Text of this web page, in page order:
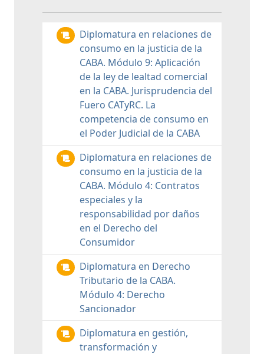
Diplomatura en relaciones de
consumo en la justicia de la
CABA. Módulo 9: Aplicación
de la ley de lealtad comercial
en la CABA. Jurisprudencia del
Fuero CATyRC. La
competencia de consumo en
el Poder Judicial de la CABA
Diplomatura en relaciones de
consumo en la justicia de la
CABA. Módulo 4: Contratos
especiales y la
responsabilidad por daños
en el Derecho del
Consumidor
Diplomatura en Derecho
Tributario de la CABA.
Módulo 4: Derecho
Sancionador
Diplomatura en gestión,
transformación y